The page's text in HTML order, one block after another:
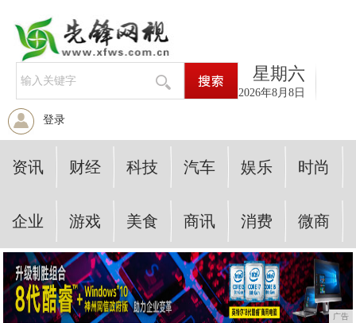
星期六
2026年8月8日
登录
资讯 财经 科技 汽车 娱乐 时尚
企业 游戏 美食 商讯 消费 微商
广告